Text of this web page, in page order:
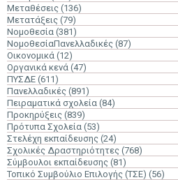
Μεταθέσεις (136)
Μετατάξεις (79)
Νομοθεσία (381)
ΝομοθεσίαΠανελλαδικές (87)
Οικονομικά (12)
Οργανικά κενά (47)
ΠΥΣΔΕ (611)
Πανελλαδικές (891)
Πειραματικά σχολεία (84)
Προκηρύξεις (839)
Πρότυπα Σχολεία (53)
Στελέχη εκπαίδευσης (24)
Σχολικές Δραστηριότητες (768)
Σύμβουλοι εκπαίδευσης (81)
Τοπικό Συμβούλιο Επιλογής (ΤΣΕ) (56)